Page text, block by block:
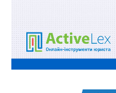
розрахунків
здійснюється
їх подання для
– реєстрація